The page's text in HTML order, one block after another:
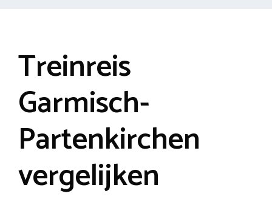
Treinreis
Garmisch-
Partenkirchen
vergelijken